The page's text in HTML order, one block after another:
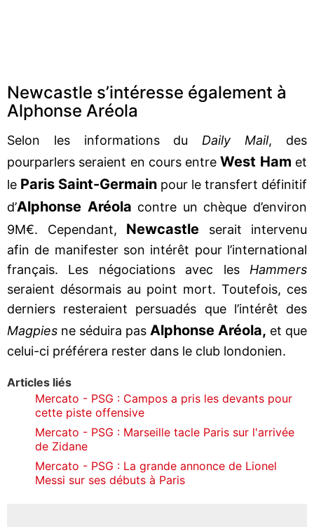
Newcastle s’intéresse également à
Alphonse Aréola
Selon les informations du Daily Mail, des
pourparlers seraient en cours entreWest Ham et
le Paris Saint-Germain pour le transfert définitif
d’Alphonse Aréola contre un chèque d’environ
9M€. Cependant, Newcastle serait intervenu
afin de manifester son intérêt pour l’international
français. Les négociations avec les Hammers
seraient désormais au point mort. Toutefois, ces
derniers resteraient persuadés que l’intérêt des
Magpies ne séduira pas Alphonse Aréola, et que
celui-ci préférera rester dans le club londonien.
Articles liés
Mercato - PSG : Campos a pris les devants pour
cette piste offensive
Mercato - PSG : Marseille tacle Paris sur l'arrivée
de Zidane
Mercato - PSG : La grande annonce de Lionel
Messi sur ses débuts à Paris